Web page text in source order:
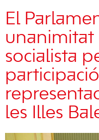
El
unanimitat
socialista
les Illes